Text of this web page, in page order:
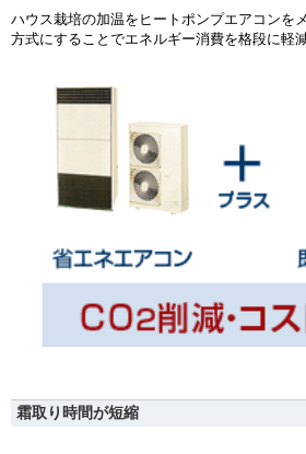
ハウス栽培の加温をヒートポンプエアコンを
方式にすることでエネルギー消費を格段に軽
霜取り時間が短縮